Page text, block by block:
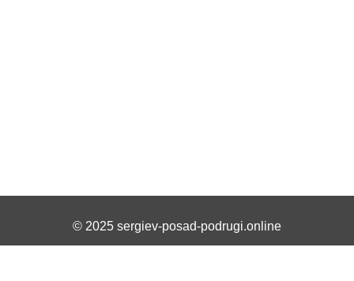
© 2025 sergiev-posad-podrugi.online